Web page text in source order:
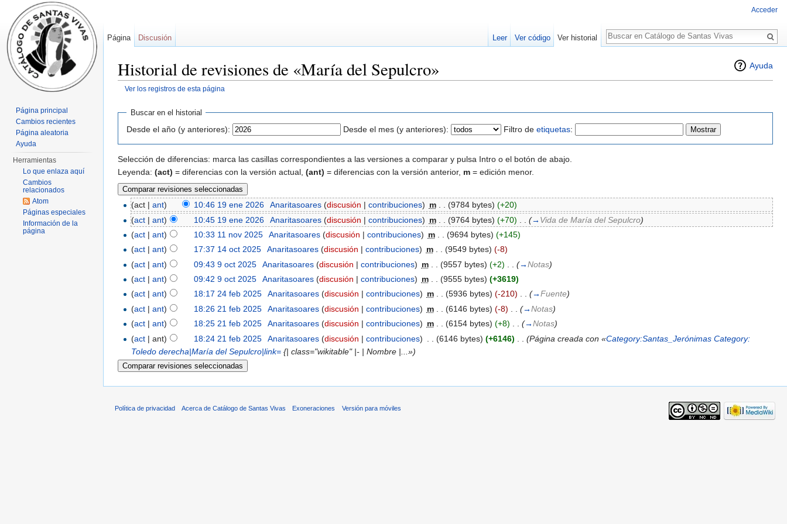
Ayuda
Historial de revisiones de «María del Sepulcro»
Ver los registros de esta página
Buscar en el historial
Desde el año (y anteriores): Desde el mes (y anteriores): Filtro de etiquetas:
Selección de diferencias: marca las casillas correspondientes a las versiones a comparar y pulsa Intro o el botón de abajo.
Leyenda: (act) = diferencias con la versión actual, (ant) = diferencias con la versión anterior, m = edición menor.
(act |ant) 10:46 19 ene 2026 Anaritasoares (discusión | contribuciones) m (9784 bytes) (+20)
(act |ant) 10:45 19 ene 2026 Anaritasoares (discusión | contribuciones) m (9764 bytes) (+70) (→ Vida de María del Sepulcro)
(act |ant) 10:33 11 nov 2025 Anaritasoares (discusión | contribuciones) m (9694 bytes) (+145)
(act |ant) 17:37 14 oct 2025 Anaritasoares (discusión | contribuciones) m . . (9549 bytes) (-8)
(act |ant) 09:43 9 oct 2025 Anaritasoares (discusión | contribuciones) m (9557 bytes) (+2) (→Notas)
(act |ant) 09:42 9 oct 2025 Anaritasoares (discusión | contribuciones) m (9555 bytes) (+3619)
(act |ant) 18:17 24 feb 2025 Anaritasoares (discusión | contribuciones) m . . (5936 bytes) (-210) . . (→Fuente)
(act |ant) 18:26 21 feb 2025 Anaritasoares (discusión | contribuciones) m (6146 bytes) (-8) (→Notas)
(act |ant) 18:25 21 feb 2025 Anaritasoares (discusión | contribuciones) m . . (6154 bytes) (+8) . . (→Notas)
(act | ant) 18:24 21 feb 2025 Anaritasoares (discusión | contribuciones) (6146 bytes) (+6146) (Página creada con «Category:Santas_Jerónimas Category:
Toledo derecha|María del Sepulcro|link= {| class="wikitable" |- | Nombre |...»)
Acceder
Página Discusión Leer Ver código Ver historial
Buscar
Página principal
Cambios recientes
Página aleatoria
Ayuda
Herramientas
Lo que enlaza aquí
Cambios
relacionados
Atom
Páginas especiales
Información de la
página
Política de privacidad Acerca de Catálogo de Santas Vivas Exoneraciones Versión para móviles